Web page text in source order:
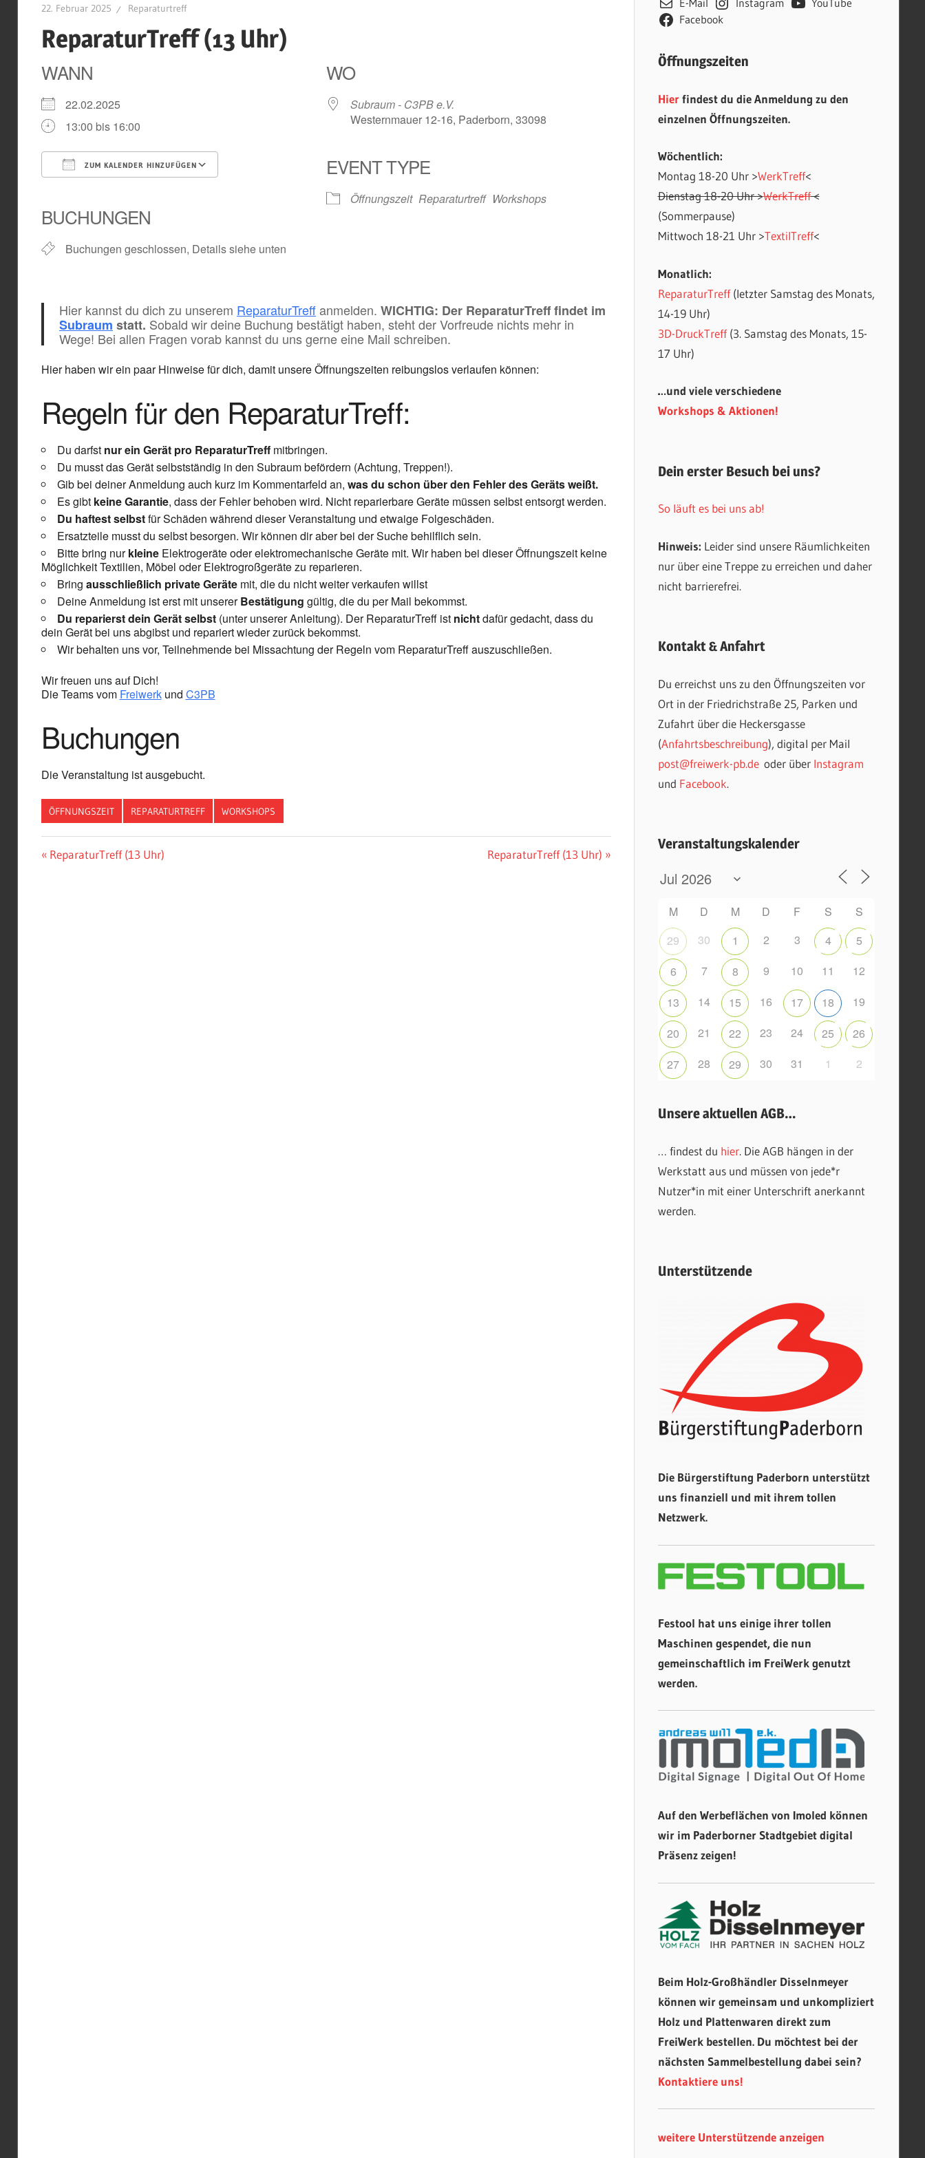
22. Februar 2025 Reparaturtreff
ReparaturTreff (13 Uhr)
WANN
22.02.2025
13:00 bis 16:00
ZUM KALENDER HINZUFÜGEN
Google Kalender Office 365 Outlook Live
BUCHUNGEN
Buchungen geschlossen, Details siehe unten
WO
Subraum - C3PB e.V.
Westernmauer 12-16, Paderborn, 33098
EVENT TYPE
Öffnungszeit Reparaturtreff Workshops
Hier kannst du dich zu unserem ReparaturTreffanmelden. WICHTIG: Der ReparaturTreff findet im
Subraum statt. Sobald wir deine Buchung bestätigt haben, steht der Vorfreude nichts mehr in
Wege! Bei allen Fragen vorab kannst du uns gerne eine Mail schreiben.
Hier haben wir ein paar Hinweise für dich, damit unsere Öffnungszeiten reibungslos verlaufen können:
Regeln für den ReparaturTreff:
Du darfst nur ein Gerät pro ReparaturTreffmitbringen.
Du musst das Gerät selbstständig in den Subraum befördern (Achtung, Treppen!).
Gib bei deiner Anmeldung auch kurz im Kommentarfeld an, was du schon über den Fehler des Geräts weißt.
Es gibt keine Garantie, dass der Fehler behoben wird. Nicht reparierbare Geräte müssen selbst entsorgt werden.
Du haftest selbstfür Schäden während dieser Veranstaltung und etwaige Folgeschäden.
Ersatzteile musst du selbst besorgen. Wir können dir aber bei der Suche behilflich sein.
Bitte bring nurkleineElektrogeräte oder elektromechanische Geräte mit. Wir haben bei dieser Öffnungszeit keine
Möglichkeit Textilien, Möbel oder Elektrogroßgeräte zu reparieren.
Bring ausschließlich private Gerätemit, die du nicht weiter verkaufen willst
Deine Anmeldung ist erst mit unsererBestätigung gültig, die du per Mail bekommst.
Du reparierst dein Gerät selbst(unter unserer Anleitung). Der ReparaturTreff ist nichtdafür gedacht, dass du
dein Gerät bei uns abgibst und repariert wieder zurück bekommst.
Wir behalten uns vor, Teilnehmende bei Missachtung der Regeln vom ReparaturTreff auszuschließen.
Wir freuen uns auf Dich!
Die Teams vom Freiwerkund C3PB
Buchungen
Die Veranstaltung ist ausgebucht.
ÖFFNUNGSZEIT REPARATURTREFF WORKSHOPS
Beitragsnavigation
Vorheriger
ReparaturTreff (13 Uhr)
Nächster
ReparaturTreff (13 Uhr)
E-Mail Instagram
YouTube
Facebook
Öffnungszeiten
Hierfindest du die Anmeldung zu den
einzelnen Öffnungszeiten.
Wöchentlich:
Montag 18-20 Uhr >WerkTreff<
Dienstag 18-20 Uhr >WerkTreff<
(Sommerpause)
Mittwoch 18-21 Uhr >TextilTreff<
Monatlich:
ReparaturTreff(letzter Samstag des Monats,
14-19 Uhr)
3D-DruckTreff(3. Samstag des Monats, 15-
17 Uhr)
…und viele verschiedene
Workshops & Aktionen!
Dein erster Besuch bei uns?
So läuft es bei uns ab!
Hinweis: Leider sind unsere Räumlichkeiten
nur über eine Treppe zu erreichen und daher
nicht barrierefrei.
Kontakt & Anfahrt
Du erreichst uns zu den Öffnungszeiten vor
Ort in der Friedrichstraße 25, Parken und
Zufahrt über die Heckersgasse
(Anfahrtsbeschreibung), digital per Mail
post@freiwerk-pb.deoder über Instagram
und Facebook.
Veranstaltungskalender
M D M D F S
S
29
30 1 2 3 4
5
6
7 8 9 10 11
12
13
14 15 16 17 18
19
20
21 22 23 24 25
26
27
28 29 30 31 1 2
Unsere aktuellen AGB…
… findest du hier. Die AGB hängen in der
Werkstatt aus und müssen von jede*r
Nutzer*in mit einer Unterschrift anerkannt
werden.
Unterstützende
Die Bürgerstiftung Paderborn unterstützt
uns finanziell und mit ihrem tollen
Netzwerk.
Festool hat uns einige ihrer tollen
Maschinen gespendet, die nun
gemeinschaftlich im FreiWerk genutzt
werden.
Auf den Werbeflächen von Imoled können
wir im Paderborner Stadtgebiet digital
Präsenz zeigen!
Beim Holz-Großhändler Disselnmeyer
können wir gemeinsam und unkompliziert
Holz und Plattenwaren direkt zum
FreiWerk bestellen. Du möchtest bei der
nächsten Sammelbestellung dabei sein?
Kontaktiere uns!
weitere Unterstützende anzeigen